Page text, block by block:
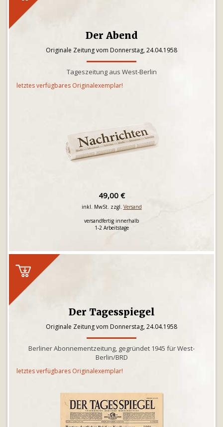
Der Abend
Originale Zeitung vom Donnerstag, 24.04.1958
Tageszeitung aus West-Berlin
letztes verfügbares Originalexemplar!
49,00 €
inkl. MwSt. zzgl. Versand
versandfertig innerhalb
1-2 Arbeitstage
Der Tagesspiegel
Originale Zeitung vom Donnerstag, 24.04.1958
Berliner Abonnementzeitung, gegründet 1945 für West-
Berlin/BRD
letztes verfügbares Originalexemplar!